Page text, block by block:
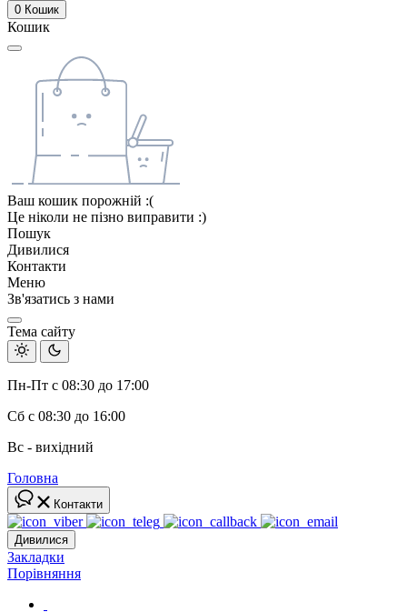
0 Кошик
Кошик
Ваш кошик порожній :(
Це ніколи не пізно виправити :)
Пошук
Дивилися
Контакти
Меню
Зв'язатись з нами
Тема сайту
Пн-Пт с 08:30 до 17:00
Сб с 08:30 до 16:00
Вс - вихідний
Головна
Контакти
Дивилися
Закладки
Порівняння